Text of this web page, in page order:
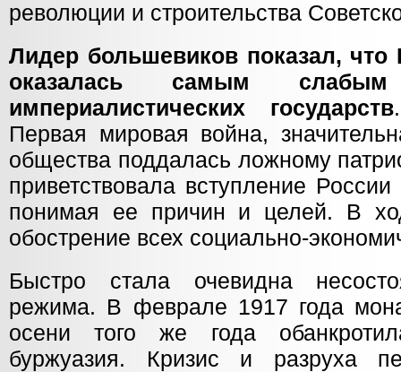
революции и строительства
Лидер большевиков показал, что
оказалась самым
империалистических государств
Первая мировая война,
общества поддалась ложному
приветствовала вступление
понимая ее причин и целей. В
обострение всех социально-
Быстро стала очевидна
режима. В феврале 1917 года
осени того же года
буржуазия. Кризис и разруха